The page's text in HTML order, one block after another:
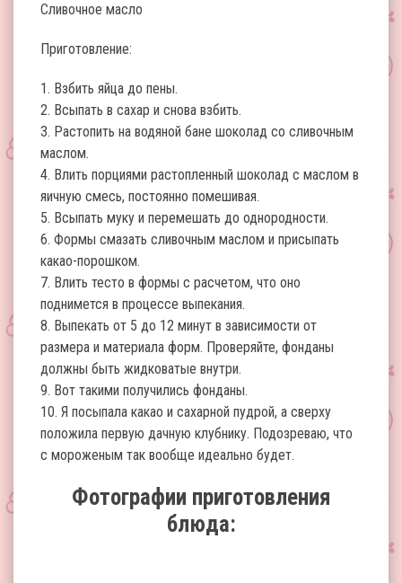
Сливочное масло
Приготовление:
1. Взбить яйца до пены.
2. Всыпать в сахар и снова взбить.
3. Растопить на водяной бане шоколад со сливочным
маслом.
4. Влить порциями растопленный шоколад с маслом в
яичную смесь, постоянно помешивая.
5. Всыпать муку и перемешать до однородности.
6. Формы смазать сливочным маслом и присыпать
какао-порошком.
7. Влить тесто в формы с расчетом, что оно
поднимется в процессе выпекания.
8. Выпекать от 5 до 12 минут в зависимости от
размера и материала форм. Проверяйте, фонданы
должны быть жидковатые внутри.
9. Вот такими получились фонданы.
10. Я посыпала какао и сахарной пудрой, а сверху
положила первую дачную клубнику. Подозреваю, что
с мороженым так вообще идеально будет.
Фотографии приготовления
блюда: